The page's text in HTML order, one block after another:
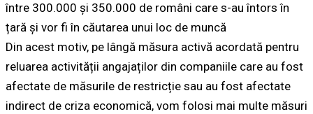
între 300.000 și 350.000 de români care s-au întors în
țară și vor fi în căutarea unui loc de muncă
Din acest motiv, pe lângă măsura activă acordată pentru
reluarea activității angajaților din companiile care au fost
afectate de măsurile de restricție sau au fost afectate
indirect de criza economică, vom folosi mai multe măsuri